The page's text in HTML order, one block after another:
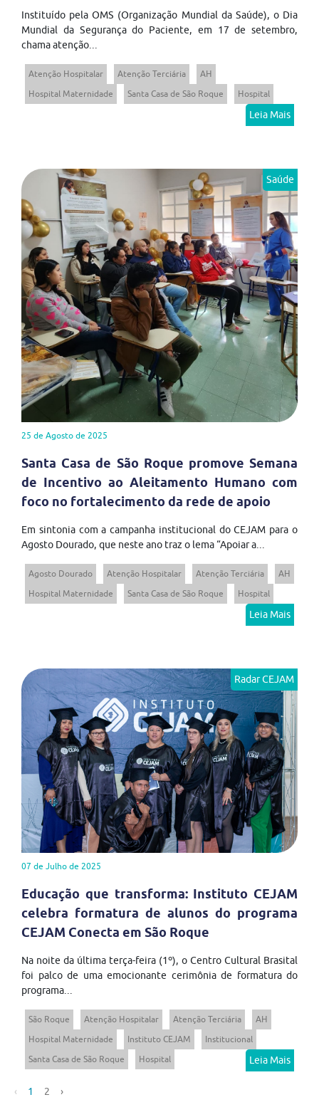
Instituído pela OMS (Organização Mundial da Saúde), o Dia
Mundial da Segurança do Paciente, em 17 de setembro,
chama atenção...
Atenção Hospitalar Atenção Terciária
AH
Hospital Maternidade
Santa Casa de São Roque Hospital
Leia Mais
Saúde
25 de Agosto de 2025
Santa Casa de São Roque promove Semana
de Incentivo ao Aleitamento Humano com
foco no fortalecimento da rede de apoio
Em sintonia com a campanha institucional do CEJAM para o
Agosto Dourado, que neste ano traz o lema “Apoiar a...
Agosto Dourado Atenção Hospitalar Atenção Terciária
AH
Hospital Maternidade
Santa Casa de São Roque Hospital
Leia Mais
Radar CEJAM
07 de Julho de 2025
Educação que transforma: Instituto CEJAM
celebra formatura de alunos do programa
CEJAM Conecta em São Roque
Na noite da última terça-feira (1º), o Centro Cultural Brasital
foi palco de uma emocionante cerimônia de formatura do
programa...
São Roque Atenção Hospitalar Atenção Terciária
AH
Hospital Maternidade
Instituto CEJAM
Institucional
Santa Casa de São Roque
Hospital Leia Mais
‹ 1 2 ›